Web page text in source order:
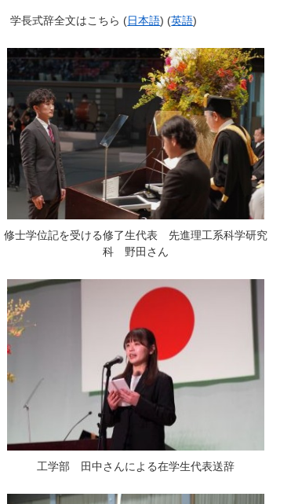
学長式辞全文はこちら (日本語) (英語)
修士学位記を受ける修了生代表 先進理工系科学研究
科 野田さん
工学部 田中さんによる在学生代表送辞